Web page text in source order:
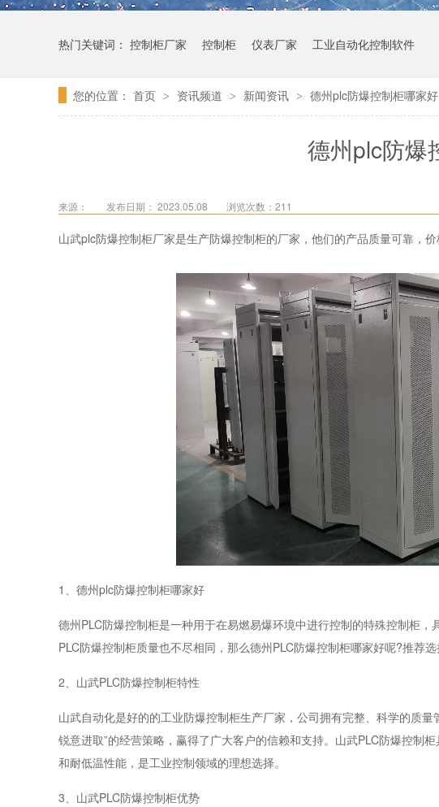
热门关键词： 控制柜厂家 控制柜 仪表厂家 工业自动化控制软件
您的位置： 首页 > 资讯频道 > 新闻资讯 > 德州plc防爆控制柜哪家好
德州plc防爆
来源： 发布日期： 2023.05.08 浏览次数： 211
山武plc防爆控制柜厂家是生产防爆控制柜的厂家，他们的产品质量可靠，价
1、德州plc防爆控制柜哪家好
德州PLC防爆控制柜是一种用于在易燃易爆环境中进行控制的特殊控制柜
PLC防爆控制柜质量也不尽相同，那么德州PLC防爆控制柜哪家好呢?推荐选
2、山武PLC防爆控制柜特性
山武自动化是好的的工业防爆控制柜生产厂家，公司拥有完整、科学的质
锐意进取”的经营策略，赢得了广大客户的信赖和支持。山武PLC防爆控制
和耐低温性能，是工业控制领域的理想选择。
3、山武PLC防爆控制柜优势